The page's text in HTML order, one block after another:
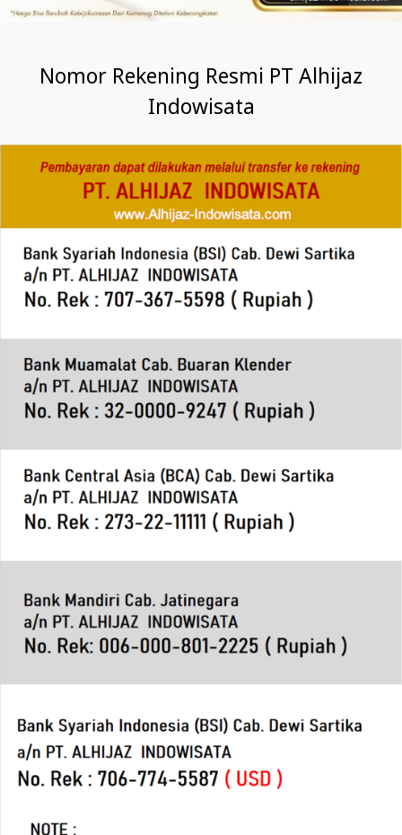
Nomor Rekening Resmi PT Alhijaz
Indowisata